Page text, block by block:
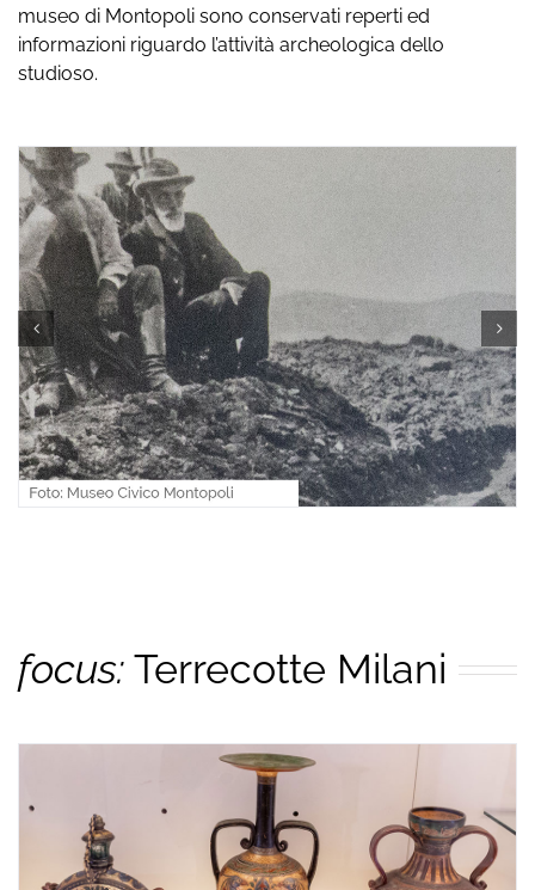
museo di Montopoli sono conservati reperti ed
informazioni riguardo l’attività archeologica dello
studioso.
focus: Terrecotte Milani